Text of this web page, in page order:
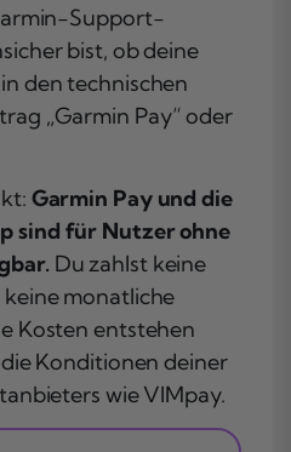
Support-
bist, ob deine
den technischen
„Garmin Pay“ oder
Garmin Pay und die
sind für Nutzer ohne
Du zahlst keine
monatliche
Kosten entstehen
Konditionen deiner
wie VIMpay.